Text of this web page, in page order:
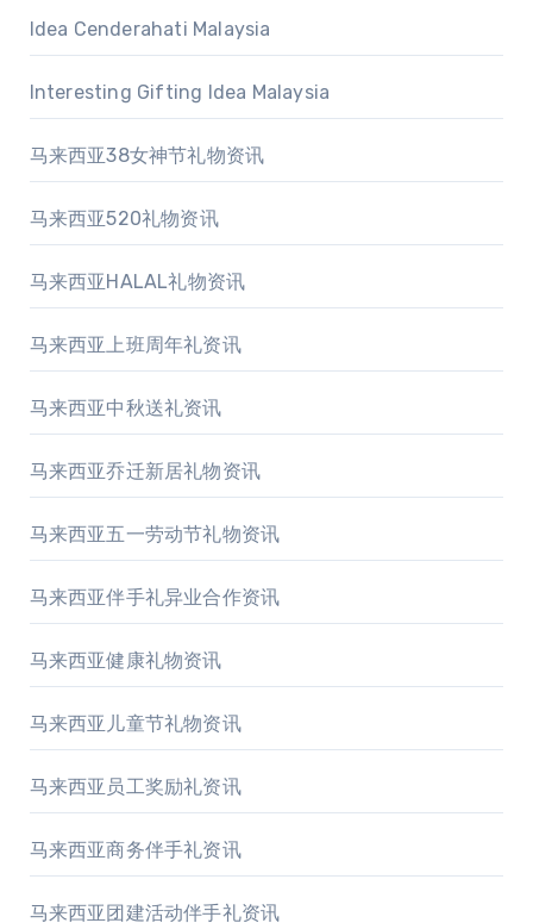
Idea Cenderahati Malaysia
Interesting Gifting Idea Malaysia
马来西亚38女神节礼物资讯
马来西亚520礼物资讯
马来西亚HALAL礼物资讯
马来西亚上班周年礼资讯
马来西亚中秋送礼资讯
马来西亚乔迁新居礼物资讯
马来西亚五一劳动节礼物资讯
马来西亚伴手礼异业合作资讯
马来西亚健康礼物资讯
马来西亚儿童节礼物资讯
马来西亚员工奖励礼资讯
马来西亚商务伴手礼资讯
马来西亚团建活动伴手礼资讯